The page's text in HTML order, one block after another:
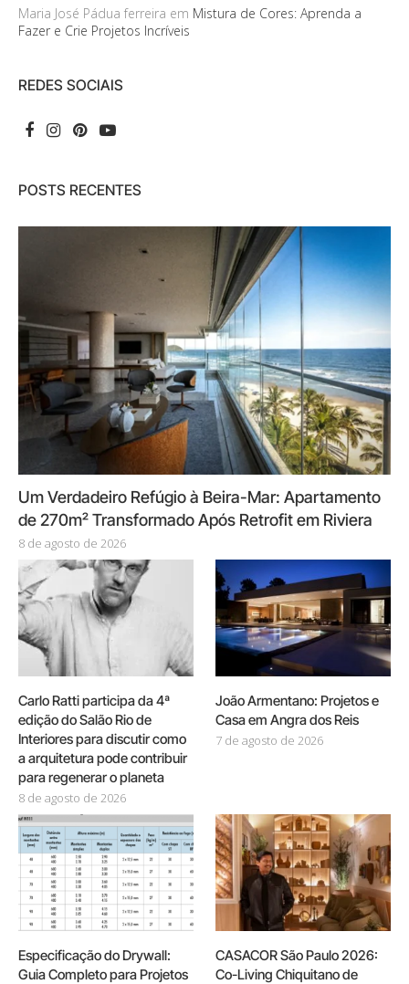
Maria José Pádua ferreira em Mistura de Cores: Aprenda a
Fazer e Crie Projetos Incríveis
REDES SOCIAIS
POSTS RECENTES
Um Verdadeiro Refúgio à Beira-Mar: Apartamento
de 270m² Transformado Após Retrofit em Riviera
8 de agosto de 2026
Carlo Ratti participa da 4ª
edição do Salão Rio de
Interiores para discutir como
a arquitetura pode contribuir
para regenerar o planeta
8 de agosto de 2026
João Armentano: Projetos e
Casa em Angra dos Reis
7 de agosto de 2026
Especificação do Drywall:
Guia Completo para Projetos
CASACOR São Paulo 2026:
Co-Living Chiquitano de